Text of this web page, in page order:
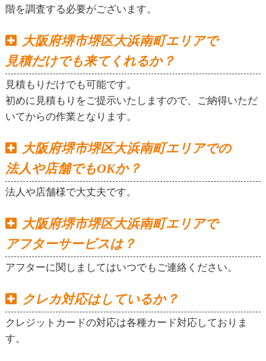
階を調査する必要がございます。
大阪府堺市堺区大浜南町エリアで
見積だけでも来てくれるか？
見積もりだけでも可能です。
初めに見積もりをご提示いたしますので、ご納得いただ
いてからの作業となります。
大阪府堺市堺区大浜南町エリアでの
法人や店舗でもOKか？
法人や店舗様で大丈夫です。
大阪府堺市堺区大浜南町エリアで
アフターサービスは？
アフターに関しましてはいつでもご連絡ください。
クレカ対応はしているか？
クレジットカードの対応は各種カード対応しておりま
す。